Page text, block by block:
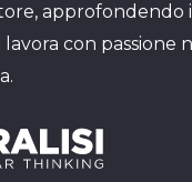
approfondendo
lavora con passione